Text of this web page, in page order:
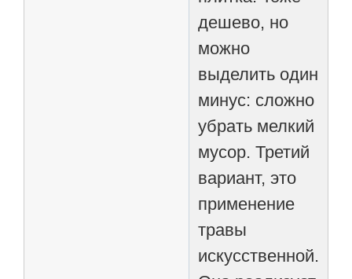
дешево, но
можно
выделить один
минус: сложно
убрать мелкий
мусор. Третий
вариант, это
применение
травы
искусственной.